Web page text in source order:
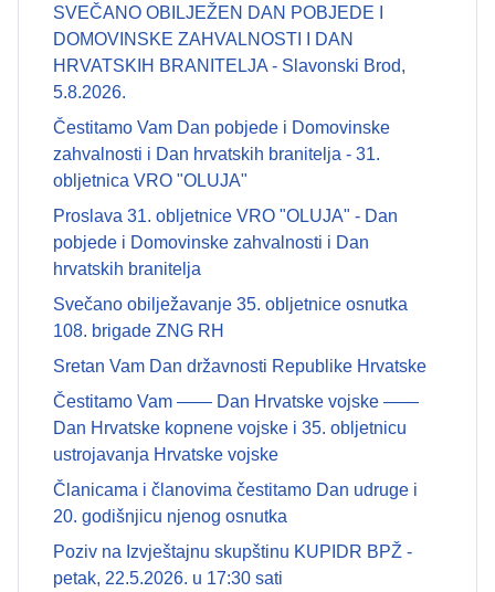
SVEČANO OBILJEŽEN DAN POBJEDE I
DOMOVINSKE ZAHVALNOSTI I DAN
HRVATSKIH BRANITELJA - Slavonski Brod,
5.8.2026.
Čestitamo Vam Dan pobjede i Domovinske
zahvalnosti i Dan hrvatskih branitelja - 31.
obljetnica VRO "OLUJA"
Proslava 31. obljetnice VRO "OLUJA" - Dan
pobjede i Domovinske zahvalnosti i Dan
hrvatskih branitelja
Svečano obilježavanje 35. obljetnice osnutka
108. brigade ZNG RH
Sretan Vam Dan državnosti Republike Hrvatske
Čestitamo Vam —— Dan Hrvatske vojske ——
Dan Hrvatske kopnene vojske i 35. obljetnicu
ustrojavanja Hrvatske vojske
Članicama i članovima čestitamo Dan udruge i
20. godišnjicu njenog osnutka
Poziv na Izvještajnu skupštinu KUPIDR BPŽ -
petak, 22.5.2026. u 17:30 sati